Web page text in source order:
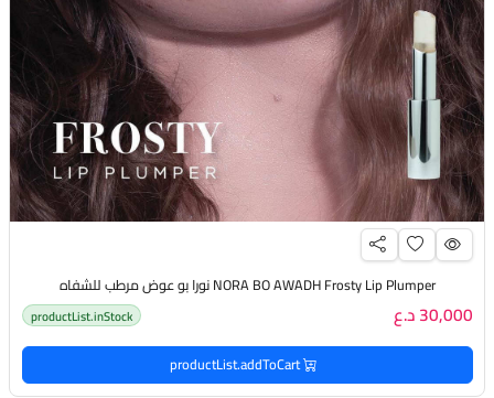
NORA BO AWADH Frosty Lip Plumper نورا بو عوض مرطب للشفاه
30,000 د.ع productList.inStock
productList.addToCart